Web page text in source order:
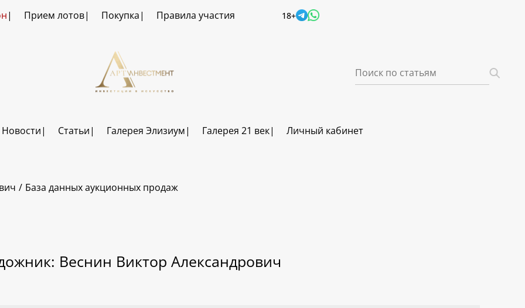
Прием лотов Покупка Правила участия 18+
Новости Статьи Галерея Элизиум Галерея 21 век Личный кабинет
База данных аукционных продаж
Веснин Виктор Александрович